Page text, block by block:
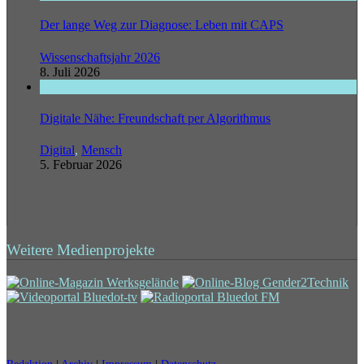
Der lange Weg zur Diagnose: Leben mit CAPS
Wissenschaftsjahr 2026
8. Juli 2026
Digitale Nähe: Freundschaft per Algorithmus
Digital, Mensch
5. Februar 2026
Weitere Medienprojekte